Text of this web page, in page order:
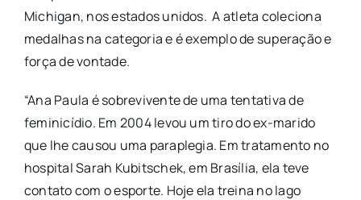
Michigan, nos estados unidos. A atleta coleciona
medalhas na categoria e é exemplo de superação e
força de vontade.
“Ana Paula é sobrevivente de uma tentativa de
feminicídio. Em 2004 levou um tiro do ex-marido
que lhe causou uma paraplegia. Em tratamento no
hospital Sarah Kubitschek, em Brasília, ela teve
contato com o esporte. Hoje ela treina no lago